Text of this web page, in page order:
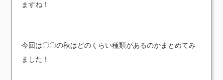
ますね！
今回は〇〇の秋はどのくらい種類があるのかまとめてみ
ました！